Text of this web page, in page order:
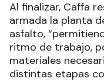
Al finalizar, Caffa
armada la planta
asfalto,
ritmo de trabajo,
materiales
distintas etapas